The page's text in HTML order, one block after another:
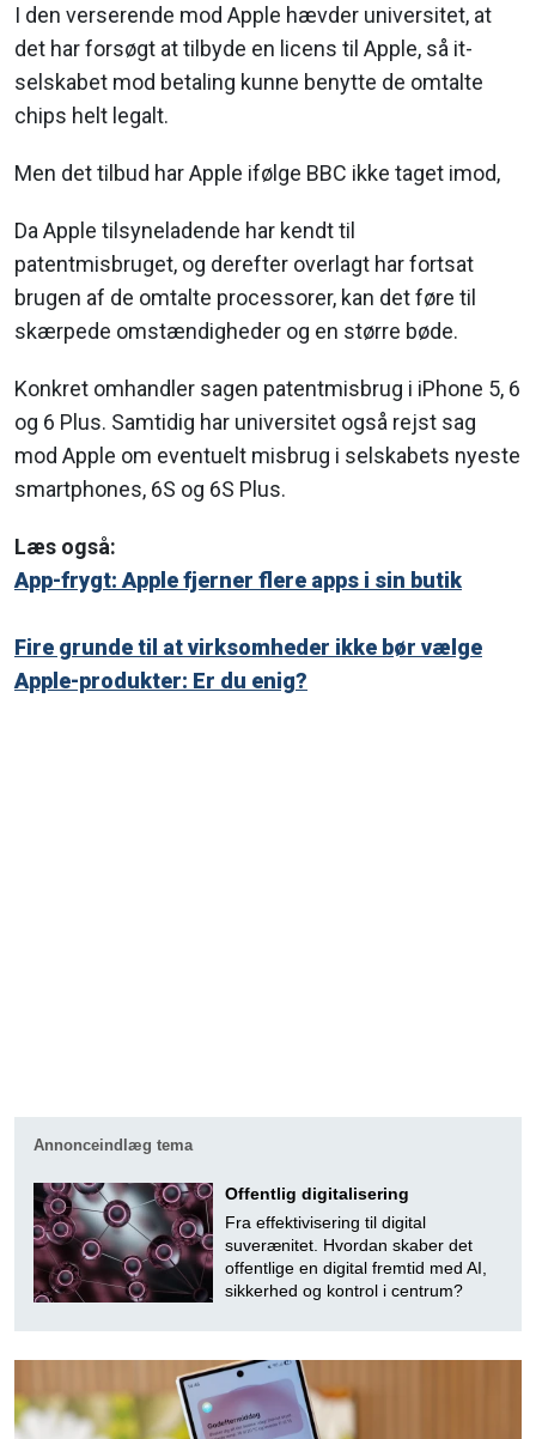
I den verserende mod Apple hævder universitet, at
det har forsøgt at tilbyde en licens til Apple, så it-
selskabet mod betaling kunne benytte de omtalte
chips helt legalt.
Men det tilbud har Apple ifølge BBC ikke taget imod,
Da Apple tilsyneladende har kendt til
patentmisbruget, og derefter overlagt har fortsat
brugen af de omtalte processorer, kan det føre til
skærpede omstændigheder og en større bøde.
Konkret omhandler sagen patentmisbrug i iPhone 5, 6
og 6 Plus. Samtidig har universitet også rejst sag
mod Apple om eventuelt misbrug i selskabets nyeste
smartphones, 6S og 6S Plus.
Læs også:
App-frygt: Apple fjerner flere apps i sin butik
Fire grunde til at virksomheder ikke bør vælge
Apple-produkter: Er du enig?
Annonceindlæg tema
Offentlig digitalisering
Fra effektivisering til digital
suverænitet. Hvordan skaber det
offentlige en digital fremtid med AI,
sikkerhed og kontrol i centrum?